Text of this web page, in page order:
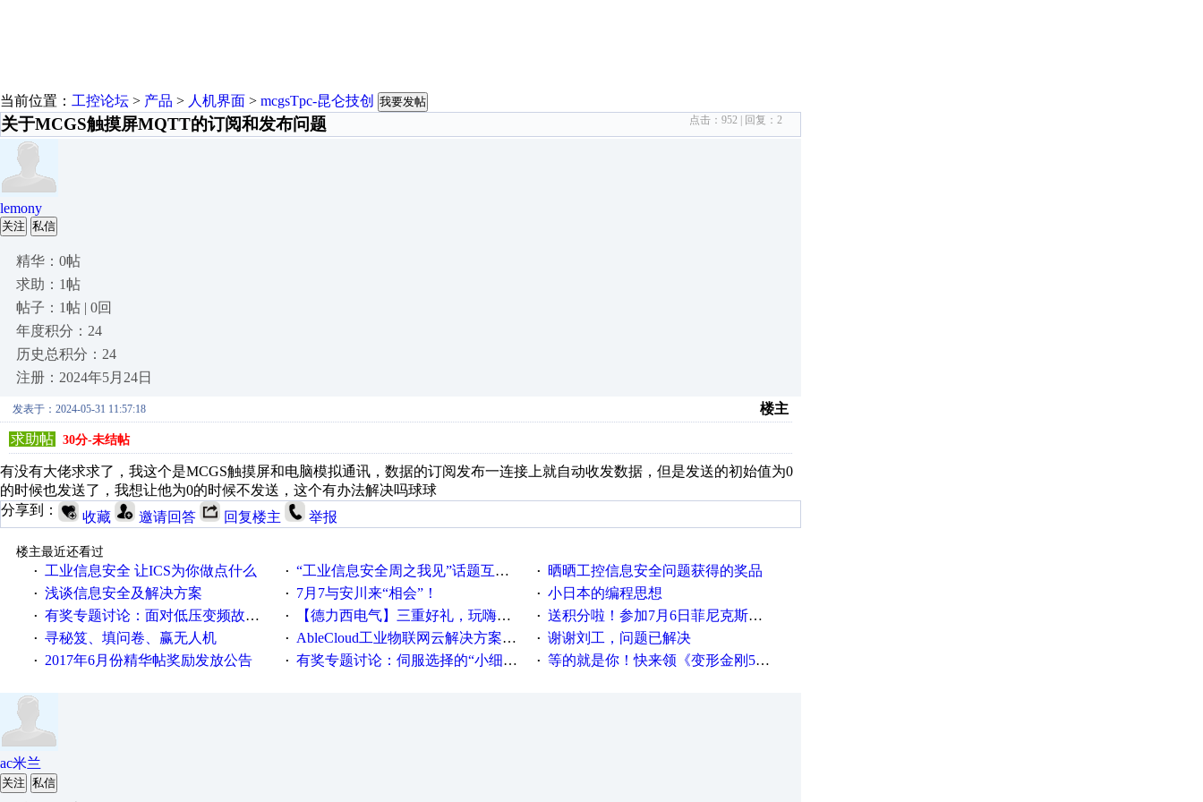
当前位置： 工控论坛 > 产品 > 人机界面 > mcgsTpc-昆仑技创 我要发帖
关于MCGS触摸屏MQTT的订阅和发布问题 点击： 952 | 回复： 2
lemony
关注 私信
精华：0帖
求助：1帖
帖子：1帖 | 0回
年度积分：24
历史总积分：24
注册：2024年5月24日
发表于：2024-05-31 11:57:18
楼主
求助帖
30分-未结帖
有没有大佬求求了，我这个是MCGS触摸屏和电脑模拟通讯，数据的订阅发布一连接上就自动收发数据，但是发送的初始值为0
的时候也发送了，我想让他为0的时候不发送，这个有办法解决吗球球
分享到：
收藏 邀请回答 回复楼主 举报
楼主最近还看过
·
工业信息安全 让ICS为你做点什么 · “工业信息安全周之我见”话题互动获奖名单发布公告 · 晒晒工控信息安全问题获得的奖品
· 浅谈信息安全及解决方案 · 7月7与安川来“相会”！ · 小日本的编程思想
· 有奖专题讨论：面对低压变频故障，老手是这样解决的！ · 【德力西电气】三重好礼，玩嗨夏日！ · 送积分啦！参加7月6日菲尼克斯在线研讨会即得
· 寻秘笈、填问卷、赢无人机 · AbleCloud工业物联网云解决方案实践及应用 · 谢谢刘工，问题已解决
· 2017年6月份精华帖奖励发放公告 · 有奖专题讨论：伺服选择的“小细节大学问”奖励公告 · 等的就是你！快来领《变形金刚5》观影券
ac米兰
关注 私信